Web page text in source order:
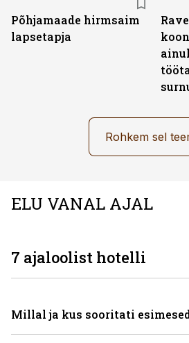
Põhjamaade hirmsaim
lapsetapja
Rohkem sel
ELU VANAL AJAL
7 ajaloolist hotelli
Millal ja kus sooritati